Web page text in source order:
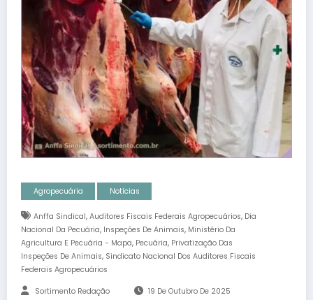
Agropecuária Notícias
Anffa Sindical, Auditores Fiscais Federais Agropecuários, Dia
Nacional Da Pecuária, Inspeções De Animais, Ministério Da
Agricultura E Pecuária - Mapa, Pecuária, Privatização Das
Inspeções De Animais, Sindicato Nacional Dos Auditores Fiscais
Federais Agropecuários
Sortimento Redação 19 De Outubro De 2025